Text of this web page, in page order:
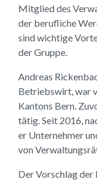
Mitglied des
der berufliche
sind wichtige
der Gruppe.
Andreas
Betriebswirt, war
Kantons Bern.
tätig. Seit 2016,
er Unternehmer
von
Der Vorschlag